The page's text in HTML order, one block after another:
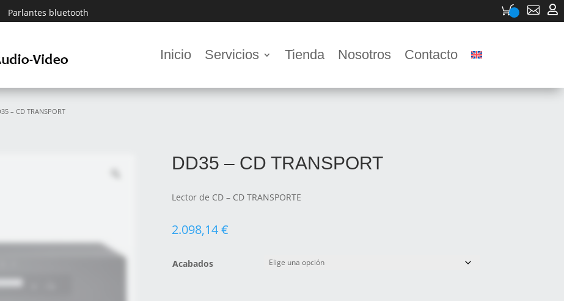
Parlantes bluetooth  
Inicio Servicios Tienda Nosotros Contacto
– CD TRANSPORT
DD35 – CD TRANSPORT
Lector de CD – CD TRANSPORTE
2.098,14€
Acabados